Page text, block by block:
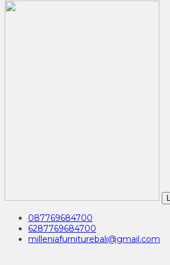
087769684700
6287769684700
milleniafurniturebali@gmail.com